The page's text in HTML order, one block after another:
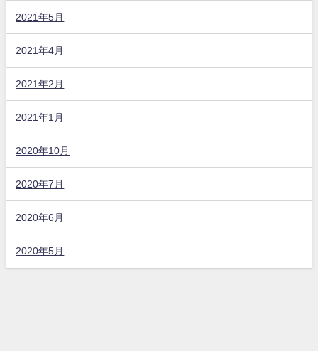
2021年5月
2021年4月
2021年2月
2021年1月
2020年10月
2020年7月
2020年6月
2020年5月